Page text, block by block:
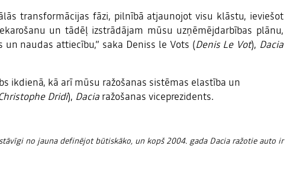
transformācijas fāzi, pilnībā atjaunojot visu klāstu, ieviešot
un tādēļ izstrādājam mūsu uzņēmējdarbības plānu,
naudas attiecību,” saka Deniss le Vots (Denis Le Vot), Dacia
ikdienā, kā arī mūsu ražošanas sistēmas elastība un
Dridi), Dacia ražošanas viceprezidents.
no jauna definējot būtiskāko, un kopš 2004. gada Dacia ražotie auto ir